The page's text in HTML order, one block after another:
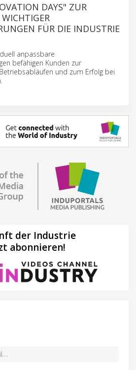
DAYS" ZUR
FÜR DIE INDUSTRIE
anpassbare
befähigen Kunden zur
und zum Erfolg bei
der Industrie
abonnieren!